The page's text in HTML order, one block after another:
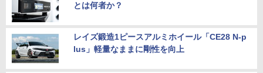
とは何者か？
レイズ鍛造1ピースアルミホイール「CE28 N-p
lus」軽量なままに剛性を向上